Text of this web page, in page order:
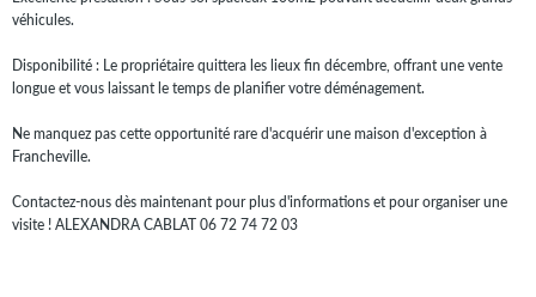
véhicules.
Disponibilité : Le propriétaire quittera les lieux fin décembre, offrant une vente
longue et vous laissant le temps de planifier votre déménagement.
Ne manquez pas cette opportunité rare d'acquérir une maison d'exception à
Francheville.
Contactez-nous dès maintenant pour plus d'informations et pour organiser une
visite ! ALEXANDRA CABLAT 06 72 74 72 03